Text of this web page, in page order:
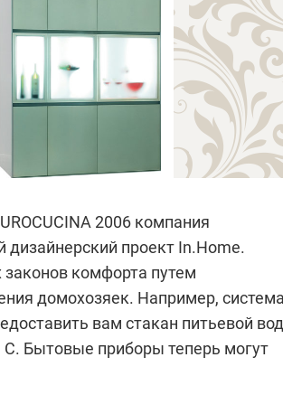
2006 компания
дизайнерский проект In.Home.
комфорта путем
домохозяек. Например,
вам стакан питьевой
Бытовые приборы теперь могут